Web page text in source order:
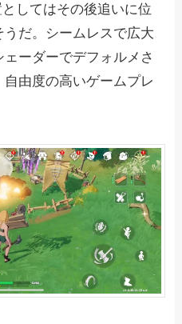
としてはその後追いに位
だ。シームレスで広大
ーダーでデフォルメさ
由度の高いゲームプレ